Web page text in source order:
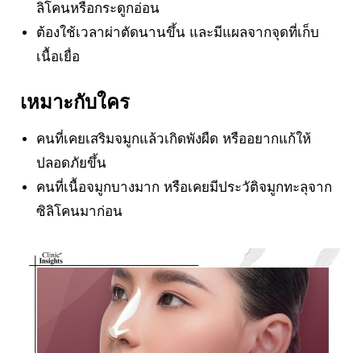
ลิโคนหรือกระดูกอ่อน
ต้องใช้เวลาผ่าตัดนานขึ้น และมีแผลจากจุดที่เก็บ
เนื้อเยื่อ
เหมาะกับใคร
คนที่เคยเสริมจมูกแล้วเกิดพังผืด หรืออยากแก้ให้
ปลอดภัยขึ้น
คนที่เนื้อจมูกบางมาก หรือเคยมีประวัติจมูกทะลุจาก
ซิลิโคนมาก่อน